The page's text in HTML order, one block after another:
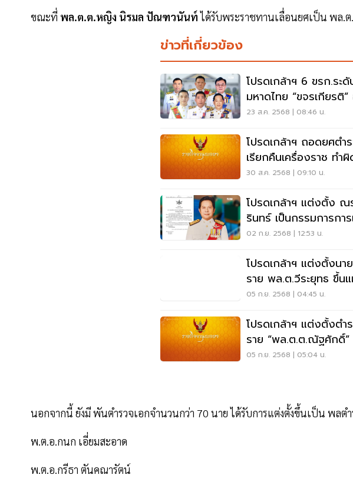
ขณะที่ พล.ต.ต.หญิง นิรมล ปัณฑวนันท์ได้รับพระราชทานเลื่อนยศเป็น พล.
ข่าวที่เกี่ยวข้อง
โปรดเกล้าฯ 6 ขรก.ระ
มหาดไทย “ขจรเกียรติ
ที่ดิน
23 ส.ค. 2568 | 08:46 น.
โปรดเกล้าฯ ถอดยศตำ
เรียกคืนเครื่องราช ทำ
แรง
30 ส.ค. 2568 | 09:10 น.
โปรดเกล้าฯ แต่งตั้ง
รินทร์ เป็นกรรมการกา
02 ก.ย. 2568 | 12:53 น.
โปรดเกล้าฯ แต่งตั้งนา
ราย พล.ต.วีระยุทธ ขึ้น
05 ก.ย. 2568 | 04:45 น.
โปรดเกล้าฯ แต่งตั้งตำ
ราย “พล.ต.ต.ณัฐศักดิ์
05 ก.ย. 2568 | 05:04 น.
นอกจากนี้ ยังมี พันตำรวจเอกจำนวนกว่า 70 นาย ได้รับการแต่งตั้งขึ้นเป็น พลตำ
พ.ต.อ.กนก เอี่ยมสะอาด
พ.ต.อ.กรีธา ตันคณารัตน์